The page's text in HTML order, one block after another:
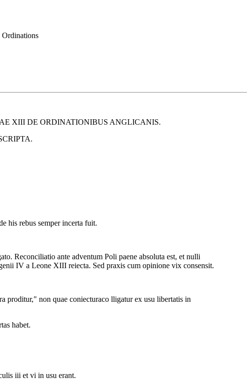
XIII DE ORDINATIONIBUS ANGLICANIS.
his rebus semper incerta fuit.
Reconciliatio ante adventum Poli paene absoluta est, et nulli
IV a Leone XIII reiecta. Sed praxis cum opinione vix consensit.
proditur," non quae coniecturaco lligatur ex usu libertatis in
habet.
iii et vi in usu erant.